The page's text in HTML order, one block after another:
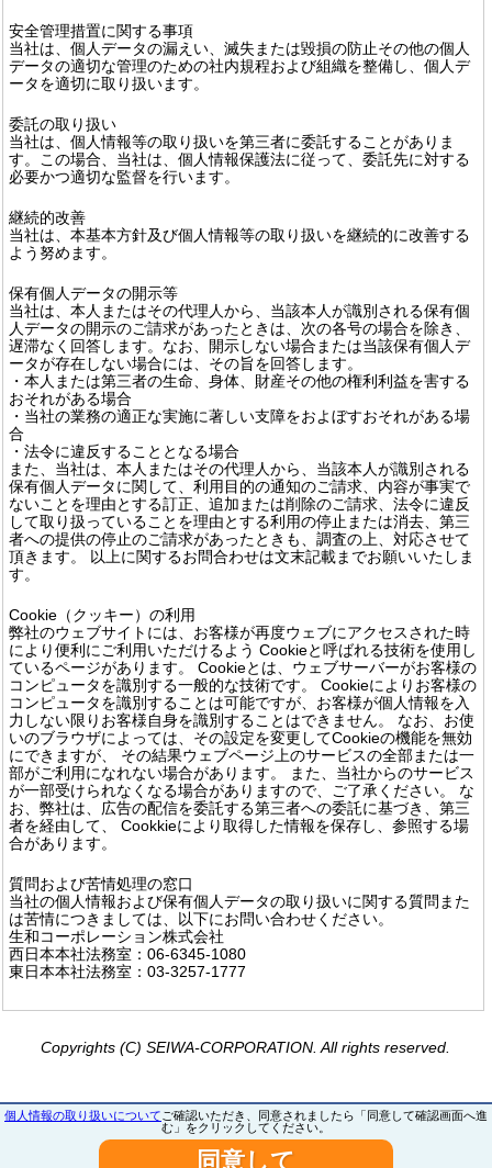
安全管理措置に関する事項
当社は、個人データの漏えい、滅失または毀損の防止その他の個人
データの適切な管理のための社内規程および組織を整備し、個人デ
ータを適切に取り扱います。
委託の取り扱い
当社は、個人情報等の取り扱いを第三者に委託することがありま
す。この場合、当社は、個人情報保護法に従って、委託先に対する
必要かつ適切な監督を行います。
継続的改善
当社は、本基本方針及び個人情報等の取り扱いを継続的に改善する
よう努めます。
保有個人データの開示等
当社は、本人またはその代理人から、当該本人が識別される保有個
人データの開示のご請求があったときは、次の各号の場合を除き、
遅滞なく回答します。なお、開示しない場合または当該保有個人デ
ータが存在しない場合には、その旨を回答します。
・本人または第三者の生命、身体、財産その他の権利利益を害する
おそれがある場合
・当社の業務の適正な実施に著しい支障をおよぼすおそれがある場
合
・法令に違反することとなる場合
また、当社は、本人またはその代理人から、当該本人が識別される
保有個人データに関して、利用目的の通知のご請求、内容が事実で
ないことを理由とする訂正、追加または削除のご請求、法令に違反
して取り扱っていることを理由とする利用の停止または消去、第三
者への提供の停止のご請求があったときも、調査の上、対応させて
頂きます。 以上に関するお問合わせは文末記載までお願いいたしま
す。
Cookie（クッキー）の利用
弊社のウェブサイトには、お客様が再度ウェブにアクセスされた時
により便利にご利用いただけるよう Cookieと呼ばれる技術を使用し
ているページがあります。 Cookieとは、ウェブサーバーがお客様の
コンピュータを識別する一般的な技術です。 Cookieによりお客様の
コンピュータを識別することは可能ですが、お客様が個人情報を入
力しない限りお客様自身を識別することはできません。 なお、お使
いのブラウザによっては、その設定を変更してCookieの機能を無効
にできますが、 その結果ウェブページ上のサービスの全部または一
部がご利用になれない場合があります。 また、当社からのサービス
が一部受けられなくなる場合がありますので、ご了承ください。 な
お、弊社は、広告の配信を委託する第三者への委託に基づき、第三
者を経由して、 Cookkieにより取得した情報を保存し、参照する場
合があります。
質問および苦情処理の窓口
当社の個人情報および保有個人データの取り扱いに関する質問また
は苦情につきましては、以下にお問い合わせください。
生和コーポレーション株式会社
西日本本社法務室：06-6345-1080
東日本本社法務室：03-3257-1777
Copyrights (C) SEIWA-CORPORATION. All rights reserved.
個人情報の取り扱いについて ご確認いただき、同意されましたら「同意して確認画面へ進
む」をクリックしてください。
同意して